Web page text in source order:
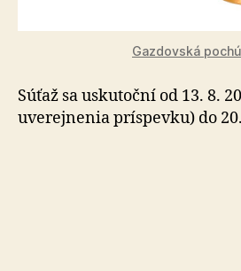
Gazdovská
Súťaž sa uskutoční od 13. 8.
uverejnenia príspevku) do